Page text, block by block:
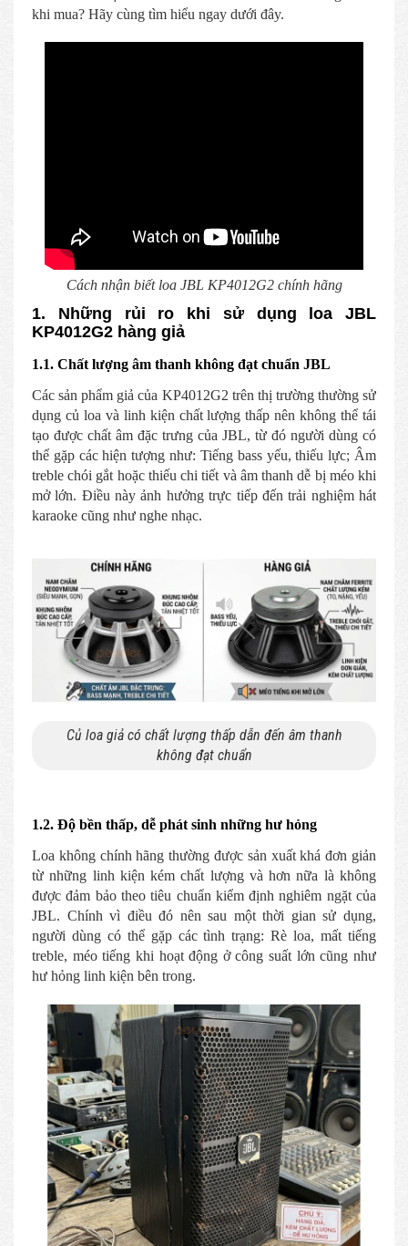
khi mua? Hãy cùng tìm hiểu ngay dưới đây.
Cách nhận biết loa JBL KP4012G2 chính hãng
1. Những rủi ro khi sử dụng loa JBL
KP4012G2 hàng giả
1.1. Chất lượng âm thanh không đạt chuẩn JBL
Các sản phẩm giả của KP4012G2 trên thị trường thường sử
dụng củ loa và linh kiện chất lượng thấp nên không thể tái
tạo được chất âm đặc trưng của JBL, từ đó người dùng có
thể gặp các hiện tượng như: Tiếng bass yếu, thiếu lực; Âm
treble chói gắt hoặc thiếu chi tiết và âm thanh dễ bị méo khi
mở lớn. Điều này ảnh hưởng trực tiếp đến trải nghiệm hát
karaoke cũng như nghe nhạc.
Củ loa giả có chất lượng thấp dẫn đến âm thanh
không đạt chuẩn
1.2. Độ bền thấp, dễ phát sinh những hư hỏng
Loa không chính hãng thường được sản xuất khá đơn giản
từ những linh kiện kém chất lượng và hơn nữa là không
được đảm bảo theo tiêu chuẩn kiểm định nghiêm ngặt của
JBL. Chính vì điều đó nên sau một thời gian sử dụng,
người dùng có thể gặp các tình trạng: Rè loa, mất tiếng
treble, méo tiếng khi hoạt động ở công suất lớn cũng như
hư hỏng linh kiện bên trong.